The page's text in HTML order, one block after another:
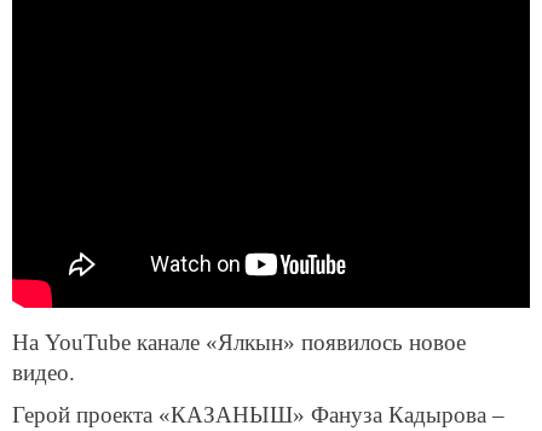
На YouTube канале «Ялкын» появилось новое
видео.
Герой проекта «КАЗАНЫШ» Фануза Кадырова –